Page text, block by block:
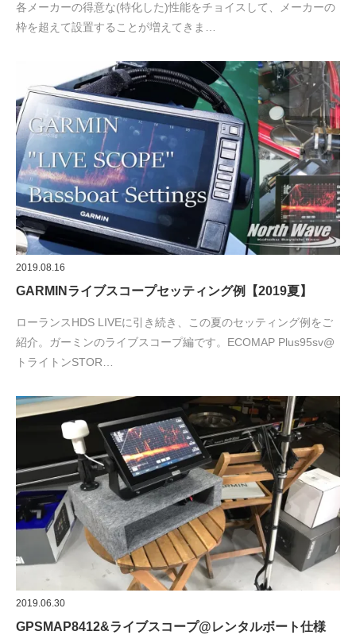
各メーカーの得意な(特化した)性能をチョイスして、メーカーの
枠を超えて設置することが増えてきま…
2019.08.16
GARMINライブスコープセッティング例【2019夏】
ローランスHDS LIVEに引き続き、この夏のセッティング例をご
紹介。ガーミンのライブスコープ編です。ECOMAP Plus95sv@
トライトンSTOR…
2019.06.30
GPSMAP8412&ライブスコープ@レンタルボート仕様